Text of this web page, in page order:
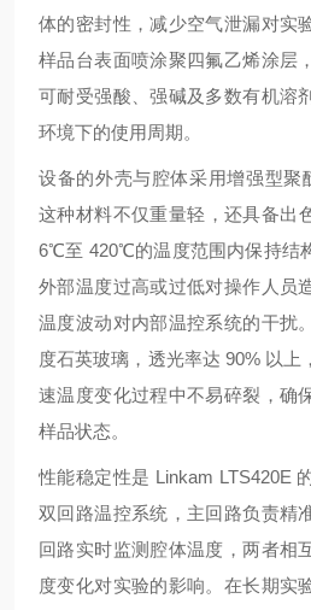
体的密封性，减少空气泄漏对实
样品台表面喷涂聚四氟乙烯涂层
可耐受强酸、强碱及多数有机溶
环境下的使用周期。
设备的外壳与腔体采用增强型聚
这种材料不仅重量轻，还具备出
6℃至 420℃的温度范围内保持结
外部温度过高或过低对操作人员
温度波动对内部温控系统的干扰
度石英玻璃，透光率达 90% 以上
速温度变化过程中不易碎裂，确
样品状态。
性能稳定性是 Linkam LTS420E
双回路温控系统，主回路负责精
回路实时监测腔体温度，两者相
度变化对实验的影响。在长期实